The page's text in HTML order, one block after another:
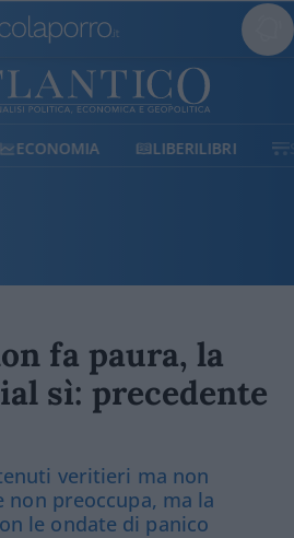
SHOP SOSTIENICI
fa paura, la
sì: precedente
veritieri ma non
preoccupa, ma la
le ondate di panico